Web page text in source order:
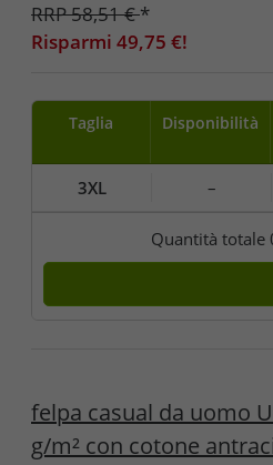
RRP58,51€*
Risparmi 49,75 €!
Taglia Disponibilità
3XL –
Quantità totale
felpa casual da uomo
g/m² con cotone